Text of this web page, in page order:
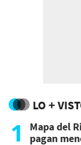
LO +
1
Mapa del
pagan